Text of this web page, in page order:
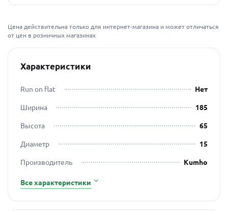
Цена действительна только для интернет-магазина и может отличаться
от цен в розничных магазинах
Характеристики
Run on flat
Нет
Ширина
185
Высота
65
Диаметр
15
Производитель
Kumho
Все характеристики